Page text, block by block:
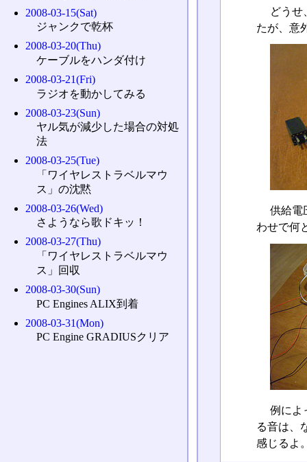
どうせ
たが、意
供給電
わせで何
例によ
る音は、
感じるよ
2008-03-15(Sat)
ジャンクで乾杯
2008-03-20(Thu)
ケーブルをハンダ付け
2008-03-21(Fri)
ラジオを動かしてみる
2008-03-23(Sun)
ヤル気が減少した場合の対処
法
2008-03-25(Tue)
「ワイヤレストラベルマウ
ス」の沈黙
2008-03-26(Wed)
さようなら歌ドキッ！
2008-03-27(Thu)
「ワイヤレストラベルマウ
ス」回収
2008-03-30(Sun)
PC Engines ALIX到着
2008-03-31(Mon)
PC Engine GRADIUSクリア